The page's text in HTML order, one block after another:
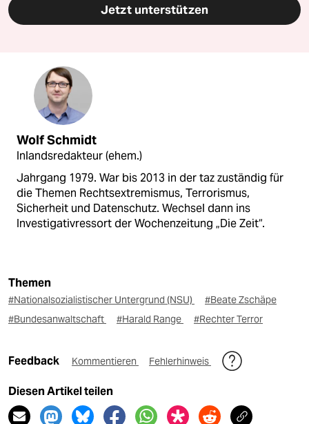
Jetzt unterstützen
Wolf Schmidt
Inlandsredakteur (ehem.)
Jahrgang 1979. War bis 2013 in der taz zuständig für
die Themen Rechtsextremismus, Terrorismus,
Sicherheit und Datenschutz. Wechsel dann ins
Investigativressort der Wochenzeitung „Die Zeit“.
Themen
#Nationalsozialistischer Untergrund (NSU)
#Beate Zschäpe
#Bundesanwaltschaft
#Harald Range #Rechter Terror
Feedback Kommentieren Fehlerhinweis
Diesen Artikel teilen